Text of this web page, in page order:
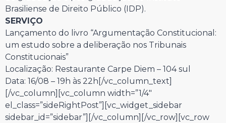
Brasiliense de Direito Público (IDP).
SERVIÇO
Lançamento do livro “Argumentação Constitucional:
um estudo sobre a deliberação nos Tribunais
Constitucionais”
Localização: Restaurante Carpe Diem – 104 sul
Data: 16/08 – 19h às 22h[/vc_column_text]
[/vc_column][vc_column width=”1/4″
el_class=”sideRightPost”][vc_widget_sidebar
sidebar_id=”sidebar”][/vc_column][/vc_row][vc_row